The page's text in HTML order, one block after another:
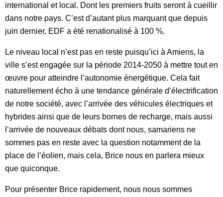
international et local. Dont les premiers fruits seront à cueillir
dans notre pays. C’est d’autant plus marquant que depuis
juin dernier, EDF a été renationalisé à 100 %.
Le niveau local n’est pas en reste puisqu’ici à Amiens, la
ville s’est engagée sur la période 2014-2050 à mettre tout en
œuvre pour atteindre l’autonomie énergétique. Cela fait
naturellement écho à une tendance générale d’électrification
de notre société, avec l’arrivée des véhicules électriques et
hybrides ainsi que de leurs bornes de recharge, mais aussi
l’arrivée de nouveaux débats dont nous, samariens ne
sommes pas en reste avec la question notamment de la
place de l’éolien, mais cela, Brice nous en parlera mieux
que quiconque.
Pour présenter Brice rapidement, nous nous sommes